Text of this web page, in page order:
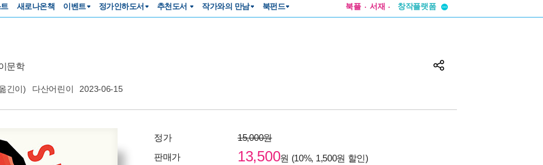
새로나온책 이벤트 정가인하도서 추천도서 작가와의 만남 북펀드 북플 서재
창작플랫폼
문학
긴이) 다산어린이 2023-06-15
정가
15,000원
판매가
13,500원 (10%, 1,500원 할인)